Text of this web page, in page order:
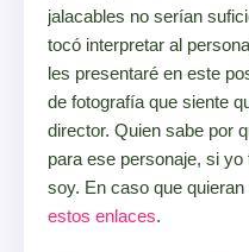
jalacables no serían
tocó interpretar al
les presentaré en este
de fotografía que siente
director. Quien sabe por
para ese personaje, si
soy. En caso que
estos enlaces.